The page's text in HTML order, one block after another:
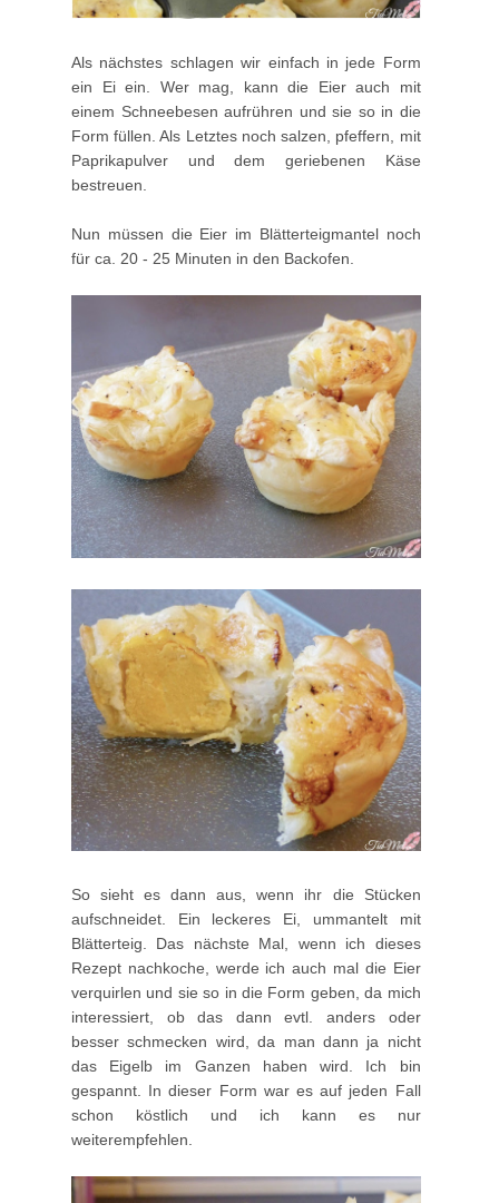
Als nächstes schlagen wir einfach in jede Form
ein Ei ein. Wer mag, kann die Eier auch mit
einem Schneebesen aufrühren und sie so in die
Form füllen. Als Letztes noch salzen, pfeffern, mit
Paprikapulver und dem geriebenen Käse
bestreuen.
Nun müssen die Eier im Blätterteigmantel noch
für ca. 20 - 25 Minuten in den Backofen.
So sieht es dann aus, wenn ihr die Stücken
aufschneidet. Ein leckeres Ei, ummantelt mit
Blätterteig. Das nächste Mal, wenn ich dieses
Rezept nachkoche, werde ich auch mal die Eier
verquirlen und sie so in die Form geben, da mich
interessiert, ob das dann evtl. anders oder
besser schmecken wird, da man dann ja nicht
das Eigelb im Ganzen haben wird. Ich bin
gespannt. In dieser Form war es auf jeden Fall
schon köstlich und ich kann es nur
weiterempfehlen.